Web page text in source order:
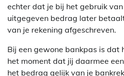
echter dat je bij het gebruik
uitgegeven bedrag later
van je rekening afgeschreven.
Bij een gewone bankpas is dat
het moment dat jij daarmee
het bedrag gelijk van je